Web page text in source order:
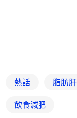
熱話 脂肪肝
飲食減肥